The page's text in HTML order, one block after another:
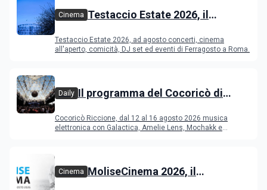
Cinema Testaccio Estate 2026, il
Ferragosto
Testaccio Estate 2026, ad agosto concerti, cinema
all'aperto, comicità, DJ set ed eventi di Ferragosto a Roma.
Daily Il programma del Cocoricò di
Cocoricò Riccione, dal 12 al 16 agosto 2026 musica
elettronica con Galactica, Amelie Lens, Mochakk e
Cinema MoliseCinema 2026, il